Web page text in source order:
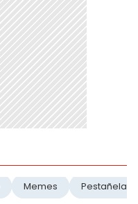
Memes Pestañela